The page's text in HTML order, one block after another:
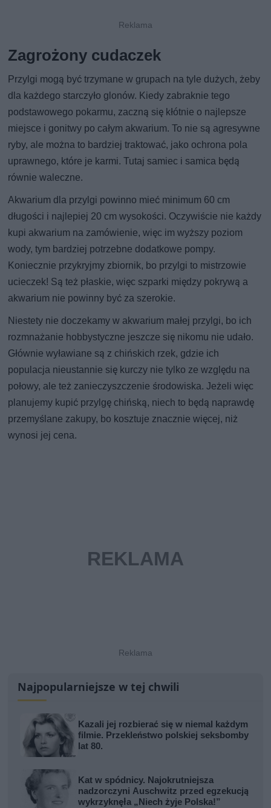
Zagrożony cudaczek
Przylgi mogą być trzymane w grupach na tyle dużych, żeby
dla każdego starczyło glonów. Kiedy zabraknie tego
podstawowego pokarmu, zaczną się kłótnie o najlepsze
miejsce i gonitwy po całym akwarium. To nie są agresywne
ryby, ale można to bardziej traktować, jako ochrona pola
uprawnego, które je karmi. Tutaj samiec i samica będą
równie waleczne.
Akwarium dla przylgi powinno mieć minimum 60 cm
długości i najlepiej 20 cm wysokości. Oczywiście nie każdy
kupi akwarium na zamówienie, więc im wyższy poziom
wody, tym bardziej potrzebne dodatkowe pompy.
Koniecznie przykryjmy zbiornik, bo przylgi to mistrzowie
ucieczek! Są też płaskie, więc szparki między pokrywą a
akwarium nie powinny być za szerokie.
Niestety nie doczekamy w akwarium małej przylgi, bo ich
rozmnażanie hobbystyczne jeszcze się nikomu nie udało.
Głównie wyławiane są z chińskich rzek, gdzie ich
populacja nieustannie się kurczy nie tylko ze względu na
połowy, ale też zanieczyszczenie środowiska. Jeżeli więc
planujemy kupić przylgę chińską, niech to będą naprawdę
przemyślane zakupy, bo kosztuje znacznie więcej, niż
wynosi jej cena.
Najpopularniejsze w tej chwili
Kazali jej rozbierać się w niemal każdym
filmie. Przekleństwo polskiej seksbomby
lat 80.
Kat w spódnicy. Najokrutniejsza
nadzorczyni Auschwitz przed egzekucją
wykrzyknęła „Niech żyje Polska!”